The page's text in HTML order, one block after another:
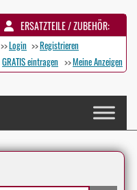
ERSATZTEILE / ZUBEHÖR:
>>Login >>Registrieren
GRATIS eintragen >>Meine Anzeigen